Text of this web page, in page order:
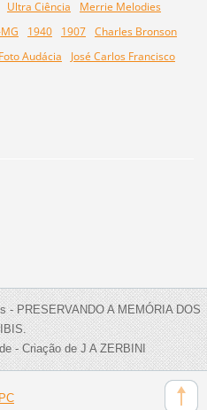
Ultra Ciência
Merrie Melodies
1940 1907 Charles Bronson
Foto Audácia
José Carlos Francisco
- PRESERVANDO A MEMÓRIA DOS
- Criação de J A ZERBINI